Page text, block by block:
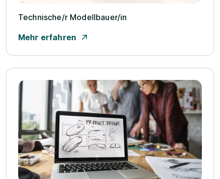
Technische/­r Modellbauer/­in
Mehr erfahren